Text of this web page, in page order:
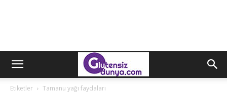
Etiketler Tamanu yağı faydaları